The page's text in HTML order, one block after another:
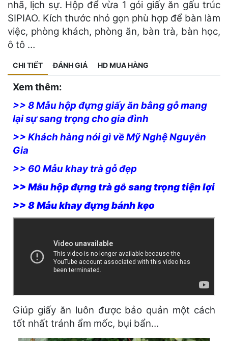
nhã, lịch sự. Hộp để vừa 1 gói giấy ăn gấu trúc
SIPIAO. Kích thước nhỏ gọn phù hợp để bàn làm
việc, phòng khách, phòng ăn, bàn trà, bàn học,
ô tô …
CHI TIẾT ĐÁNH GIÁ HD MUA HÀNG
Xem thêm:
>> 8 Mẫu hộp đựng giấy ăn bằng gỗ mang
lại sự sang trọng cho gia đình
>> Khách hàng nói gì về Mỹ Nghệ Nguyễn
Gia
>> 60 Mẫu khay trà gỗ đẹp
>> Mẫu hộp đựng trà gỗ sang trọng tiện lợi
>> 8 Mẫu khay đựng bánh kẹo
Giúp giấy ăn luôn được bảo quản một cách
tốt nhất tránh ẩm mốc, bụi bẩn…